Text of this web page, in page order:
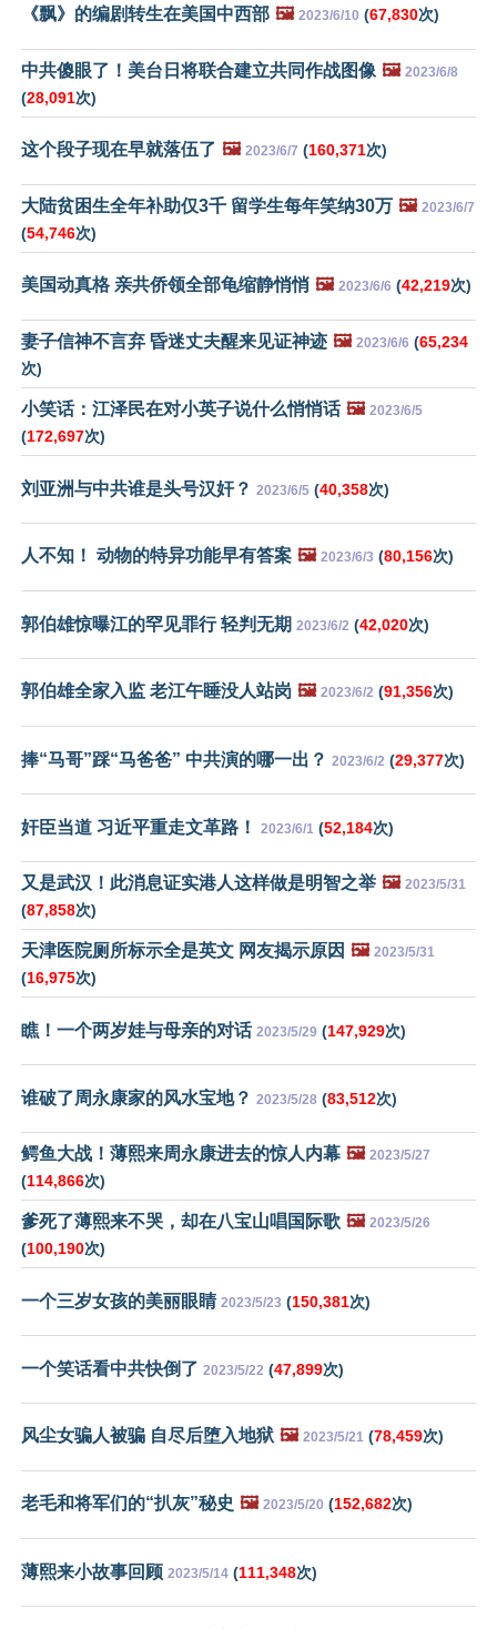
《飘》的编剧转生在美国中西部 🖼️ 2023/6/10 (67,830次)
中共傻眼了！美台日将联合建立共同作战图像 🖼️ 2023/6/8
(28,091次)
这个段子现在早就落伍了 🖼️ 2023/6/7 (160,371次)
大陆贫困生全年补助仅3千 留学生每年笑纳30万 🖼️ 2023/6/7
(54,746次)
美国动真格 亲共侨领全部龟缩静悄悄 🖼️ 2023/6/6 (42,219次)
妻子信神不言弃 昏迷丈夫醒来见证神迹 🖼️ 2023/6/6 (65,234
次)
小笑话：江泽民在对小英子说什么悄悄话 🖼️ 2023/6/5
(172,697次)
刘亚洲与中共谁是头号汉奸？ 2023/6/5 (40,358次)
人不知！ 动物的特异功能早有答案 🖼️ 2023/6/3 (80,156次)
郭伯雄惊曝江的罕见罪行 轻判无期 2023/6/2 (42,020次)
郭伯雄全家入监 老江午睡没人站岗 🖼️ 2023/6/2 (91,356次)
捧“马哥”踩“马爸爸” 中共演的哪一出？ 2023/6/2 (29,377次)
奸臣当道 习近平重走文革路！ 2023/6/1 (52,184次)
又是武汉！此消息证实港人这样做是明智之举 🖼️ 2023/5/31
(87,858次)
天津医院厕所标示全是英文 网友揭示原因 🖼️ 2023/5/31
(16,975次)
瞧！一个两岁娃与母亲的对话 2023/5/29 (147,929次)
谁破了周永康家的风水宝地？ 2023/5/28 (83,512次)
鳄鱼大战！薄熙来周永康进去的惊人内幕 🖼️ 2023/5/27
(114,866次)
爹死了薄熙来不哭，却在八宝山唱国际歌 🖼️ 2023/5/26
(100,190次)
一个三岁女孩的美丽眼睛 2023/5/23 (150,381次)
一个笑话看中共快倒了 2023/5/22 (47,899次)
风尘女骗人被骗 自尽后堕入地狱 🖼️ 2023/5/21 (78,459次)
老毛和将军们的“扒灰”秘史 🖼️ 2023/5/20 (152,682次)
薄熙来小故事回顾 2023/5/14 (111,348次)